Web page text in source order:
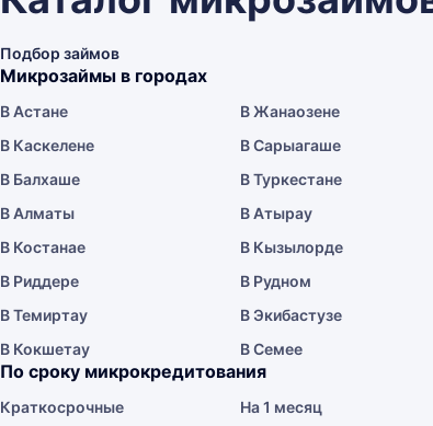
Подбор займов
Микрозаймы в городах
В Астане В Жанаозене
В Каскелене
В Сарыагаше
В Балхаше
В Туркестане
В Алматы
В Атырау
В Костанае
В Кызылорде
В Риддере
В Рудном
В Темиртау
В Экибастузе
В Кокшетау
В Семее
По сроку микрокредитования
Краткосрочные На 1 месяц